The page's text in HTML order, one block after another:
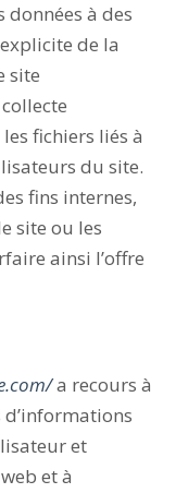
à des
de la
site
fichiers liés à
du site.
fins internes,
site ou les
ainsi l’offre
a recours à
d’informations
et
et à